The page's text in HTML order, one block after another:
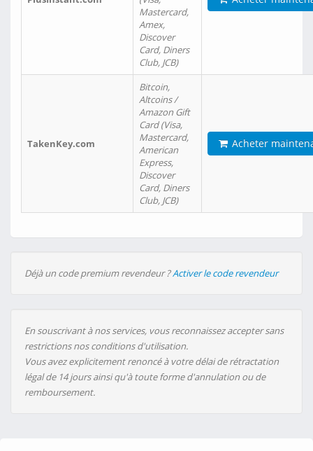
Mastercard,
Amex,
Discover
Card, Diners
Club, JCB)
TakenKey.com
Bitcoin,
Altcoins /
Amazon Gift
Card (Visa,
Mastercard,
American
Express,
Discover
Card, Diners
Club, JCB)
Acheter
Déjà un code premium revendeur ?Activer le code revendeur
En souscrivant à nos services, vous reconnaissez accepter sans
restrictions nos conditions d'utilisation.
Vous avez explicitement renoncé à votre délai de rétractation
légal de 14 jours ainsi qu'à toute forme d'annulation ou de
remboursement.